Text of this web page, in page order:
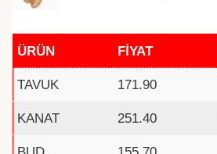
ÜRÜN FİYAT
TAVUK 171.90
KANAT 251.40